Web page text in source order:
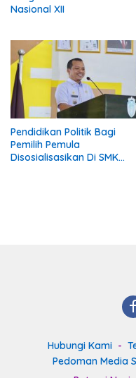
Nasional XII
Pendidikan Politik Bagi
Pemilih Pemula
Disosialisasikan Di SMK
Hubungi Kami
Pedoman Media